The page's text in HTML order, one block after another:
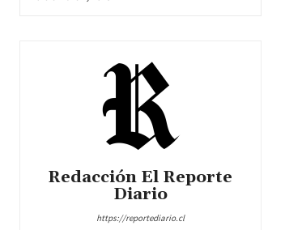
Redacción El Reporte
Diario
https://reportediario.cl